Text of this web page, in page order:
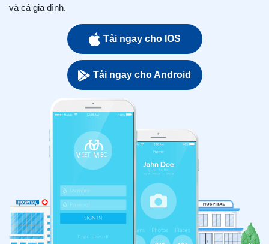
và cả gia đình.
Tải ngay cho IOS
Tải ngay cho Android